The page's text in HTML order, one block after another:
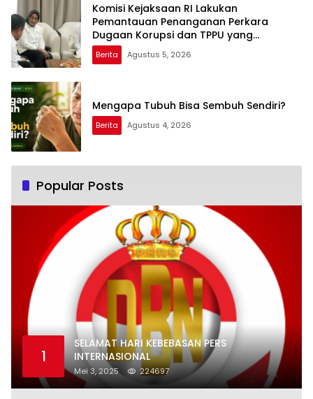
Komisi Kejaksaan RI Lakukan
Pemantauan Penanganan Perkara
Dugaan Korupsi dan TPPU yang
Melibatkan Mantan Jampidsus, FA di
Kejaksaan Agung
Berita Agustus 5, 2026
Mengapa Tubuh Bisa Sembuh Sendiri?
Berita Agustus 4, 2026
Popular Posts
1
SELAMAT HARI KEBEBASAN PERS
INTERNASIONAL
Mei 3, 2025 224697